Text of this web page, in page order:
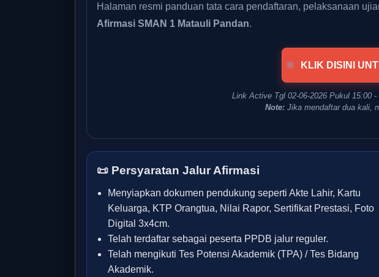
Halaman resmi panduan tata cara pendaftaran, pelaksanaan
Afirmasi SMAN 1 Matauli Pandan.
KLIK DISINI
Link Active Tgl 02-06-2026 Pukul 15:00
Note:Jika mendaftar dua kali,
📜 Persyaratan Jalur Afirmasi
Menyiapkan dokumen pendukung seperti Akte Lahir, Kartu
Keluarga, KTP Orangtua, Nilai Rapor, Sertifikat Prestasi, Foto
Digital 3x4cm.
Telah terdaftar sebagai peserta PPDB jalur reguler.
Telah mengikuti Tes Potensi Akademik (TPA) / Tes Bidang
Akademik.